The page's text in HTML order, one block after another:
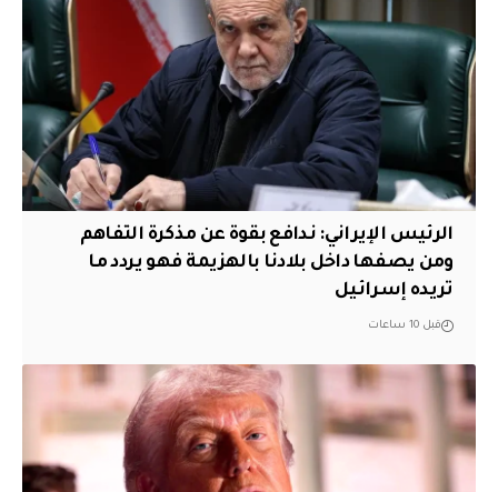
الرئيس الإيراني: ندافع بقوة عن مذكرة التفاهم
ومن يصفها داخل بلادنا بالهزيمة فهو يردد ما
تريده إسرائيل
قبل 10 ساعات